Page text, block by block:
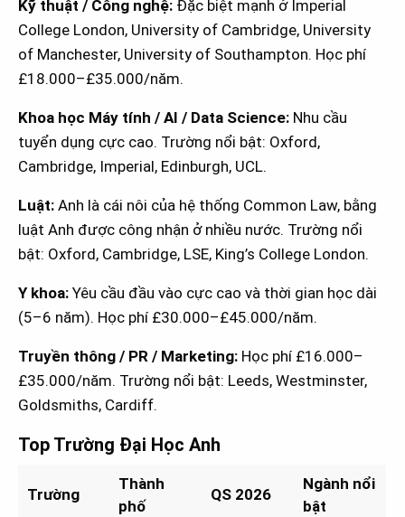
Kỹ thuật / Công nghệ: Đặc biệt mạnh ở Imperial
College London, University of Cambridge, University
of Manchester, University of Southampton. Học phí
£18.000–£35.000/năm.
Khoa học Máy tính / AI / Data Science: Nhu cầu
tuyển dụng cực cao. Trường nổi bật: Oxford,
Cambridge, Imperial, Edinburgh, UCL.
Luật: Anh là cái nôi của hệ thống Common Law, bằng
luật Anh được công nhận ở nhiều nước. Trường nổi
bật: Oxford, Cambridge, LSE, King’s College London.
Y khoa: Yêu cầu đầu vào cực cao và thời gian học dài
(5–6 năm). Học phí £30.000–£45.000/năm.
Truyền thông / PR / Marketing: Học phí £16.000–
£35.000/năm. Trường nổi bật: Leeds, Westminster,
Goldsmiths, Cardiff.
Top Trường Đại Học Anh
Trường
Thành
phố
QS 2026
Ngành nổi
bật